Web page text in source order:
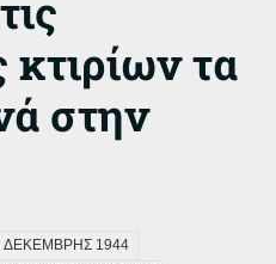
κτιρίων τα
στην
ΔΕΚΕΜΒΡΗΣ 1944